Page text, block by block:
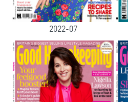
2022-07